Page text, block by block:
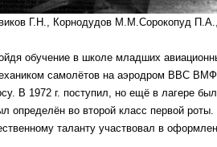
Г.Н., Корнодудов М.М.Сорокопуд П.А.,
обучение в школе младших
самолётов на аэродром ВВС
В 1972 г. поступил, но ещё в лагере
определён во второй класс первой
таланту участвовал в